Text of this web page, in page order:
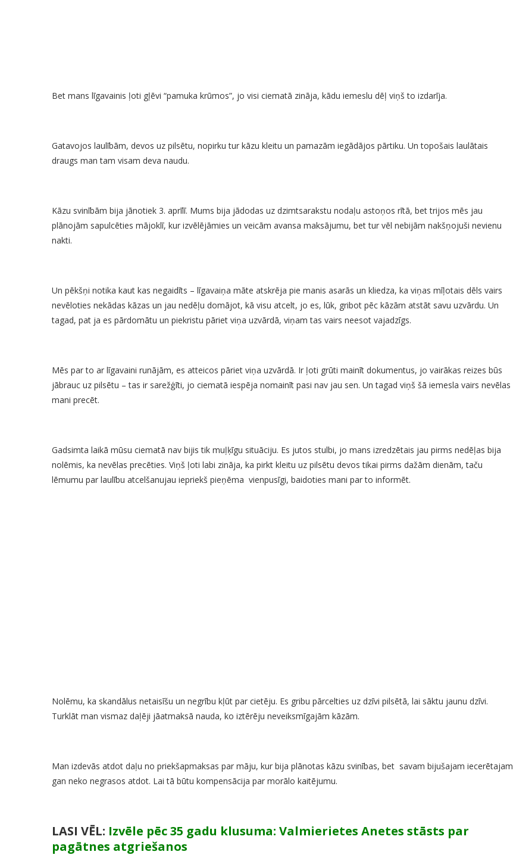
Bet mans līgavainis ļoti gļēvi “pamuka krūmos”, jo visi ciematā zināja, kādu iemeslu dēļ viņš to izdarīja.
Gatavojos laulībām, devos uz pilsētu, nopirku tur kāzu kleitu un pamazām iegādājos pārtiku. Un topošais laulātais
draugs man tam visam deva naudu.
Kāzu svinībām bija jānotiek 3. aprīlī. Mums bija jādodas uz dzimtsarakstu nodaļu astoņos rītā, bet trijos mēs jau
plānojām sapulcēties mājoklī, kur izvēlējāmies un veicām avansa maksājumu, bet tur vēl nebijām nakšņojuši nevienu
nakti.
Un pēkšņi notika kaut kas negaidīts – līgavaiņa māte atskrēja pie manis asarās un kliedza, ka viņas mīļotais dēls vairs
nevēloties nekādas kāzas un jau nedēļu domājot, kā visu atcelt, jo es, lūk, gribot pēc kāzām atstāt savu uzvārdu. Un
tagad, pat ja es pārdomātu un piekristu pāriet viņa uzvārdā, viņam tas vairs neesot vajadzīgs.
Mēs par to ar līgavaini runājām, es atteicos pāriet viņa uzvārdā. Ir ļoti grūti mainīt dokumentus, jo vairākas reizes būs
jābrauc uz pilsētu – tas ir sarežģīti, jo ciematā iespēja nomainīt pasi nav jau sen. Un tagad viņš šā iemesla vairs nevēlas
mani precēt.
Gadsimta laikā mūsu ciematā nav bijis tik muļķīgu situāciju. Es jutos stulbi, jo mans izredzētais jau pirms nedēļas bija
nolēmis, ka nevēlas precēties. Viņš ļoti labi zināja, ka pirkt kleitu uz pilsētu devos tikai pirms dažām dienām, taču
lēmumu par laulību atcelšanujau iepriekš pieņēma vienpusīgi, baidoties mani par to informēt.
Nolēmu, ka skandālus netaisīšu un negrību kļūt par cietēju. Es gribu pārcelties uz dzīvi pilsētā, lai sāktu jaunu dzīvi.
Turklāt man vismaz daļēji jāatmaksā nauda, ko iztērēju neveiksmīgajām kāzām.
Man izdevās atdot daļu no priekšapmaksas par māju, kur bija plānotas kāzu svinības, bet savam bijušajam iecerētajam
gan neko negrasos atdot. Lai tā būtu kompensācija par morālo kaitējumu.
LASI VĒL: Izvēle pēc 35 gadu klusuma: Valmierietes Anetes stāsts par
pagātnes atgriešanos